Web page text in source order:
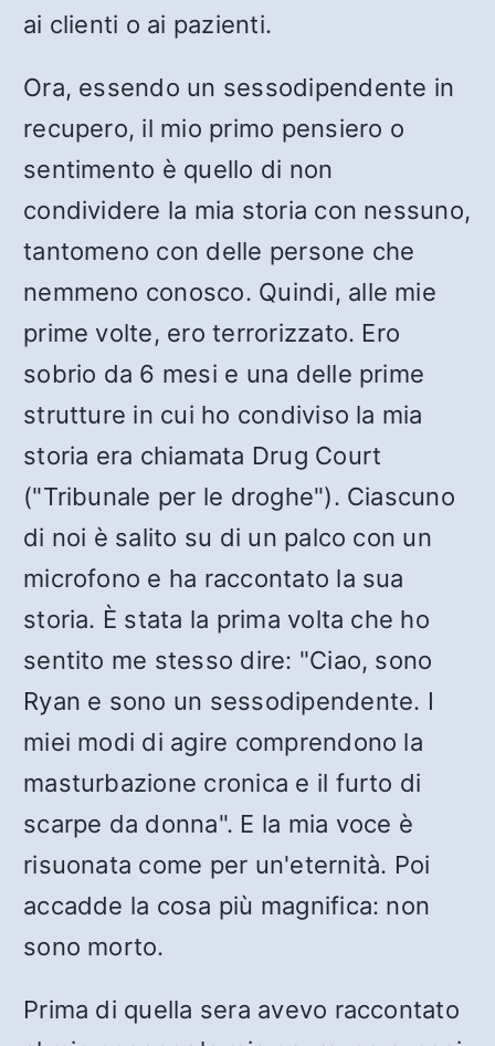
ai clienti o ai pazienti.
Ora, essendo un sessodipendente in
recupero, il mio primo pensiero o
sentimento è quello di non
condividere la mia storia con nessuno,
tantomeno con delle persone che
nemmeno conosco. Quindi, alle mie
prime volte, ero terrorizzato. Ero
sobrio da 6 mesi e una delle prime
strutture in cui ho condiviso la mia
storia era chiamata Drug Court
("Tribunale per le droghe"). Ciascuno
di noi è salito su di un palco con un
microfono e ha raccontato la sua
storia. È stata la prima volta che ho
sentito me stesso dire: "Ciao, sono
Ryan e sono un sessodipendente. I
miei modi di agire comprendono la
masturbazione cronica e il furto di
scarpe da donna". E la mia voce è
risuonata come per un'eternità. Poi
accadde la cosa più magnifica: non
sono morto.
Prima di quella sera avevo raccontato